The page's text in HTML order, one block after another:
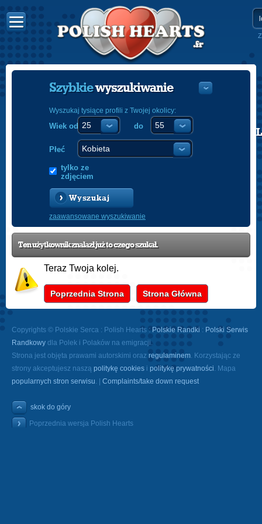
POLISH
Szybkiewyszukiwanie
Wyszukaj tysiące profili z Twojej okolicy:
Wiek od do
Płeć
tylko ze
zdjęciem
Wyszukaj
zaawansowane wyszukiwanie
Ten użytkownik znalazł już to czego szukał.
Teraz Twoja kolej.
Poprzednia Strona Strona Główna
Copyrights © Polskie Serca : Polish Hearts : Polskie Randki : Polski Serwis
Randkowy dla Polek i Polaków na emigracji.
Strona jest objęta prawami autorskimi oraz regulaminem. Korzystając ze
strony akceptujesz naszą politykę cookies i politykę prywatności. Mapa
popularnych stron serwisu. | Complaints/take down request
skok do góry
Poprzednia wersja Polish Hearts